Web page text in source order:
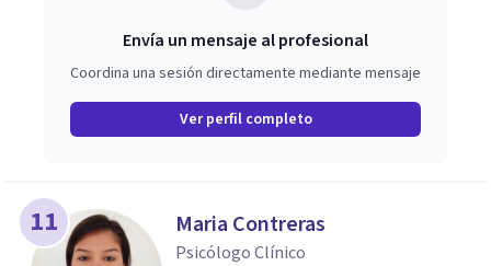
Envía un mensaje al profesional
Coordina una sesión directamente mediante mensaje
Ver perfil completo
11 Maria Contreras
Psicólogo Clínico